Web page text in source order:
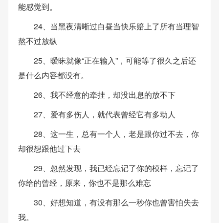
能感觉到。
24、当黑夜清晰过白昼当快乐赔上了所有当理智
熬不过放纵
25、暧昧就像“正在输入”，可能等了很久之后还
是什么内容都没有。
26、我不经意的牵挂，却没出息的放不下
27、爱有多伤人，就代表曾经它有多动人
28、这一生，总有一个人，老是跟你过不去，你
却很想跟他过下去
29、忽然发现，我已经忘记了你的模样，忘记了
你给的曾经，原来，你也不是那么难忘
30、好想知道，有没有那么一秒你也曾害怕失去
我。